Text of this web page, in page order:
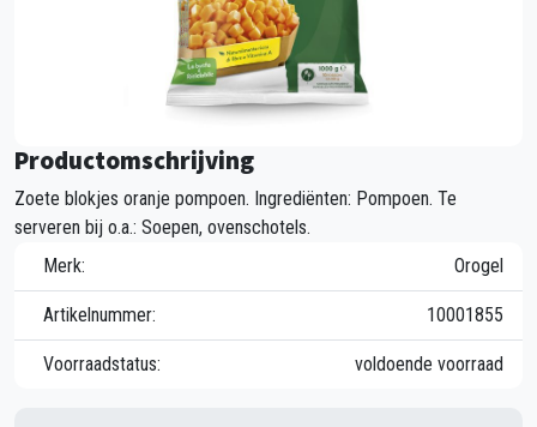
Productomschrijving
Zoete blokjes oranje pompoen. Ingrediënten: Pompoen. Te
serveren bij o.a.: Soepen, ovenschotels.
Merk:
Orogel
Artikelnummer: 10001855
Voorraadstatus: voldoende voorraad